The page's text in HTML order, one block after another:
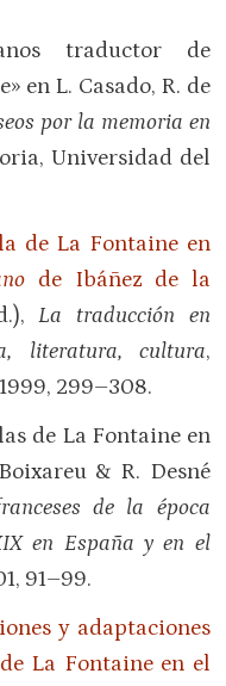
traductor de
en L. Casado, R. de
por la memoria en
Universidad del
de La Fontaine en
de Ibáñez de la
La traducción en
literatura, cultura,
299–308.
de La Fontaine en
& R. Desné
de la época
en España y en el
91–99.
y adaptaciones
La Fontaine en el